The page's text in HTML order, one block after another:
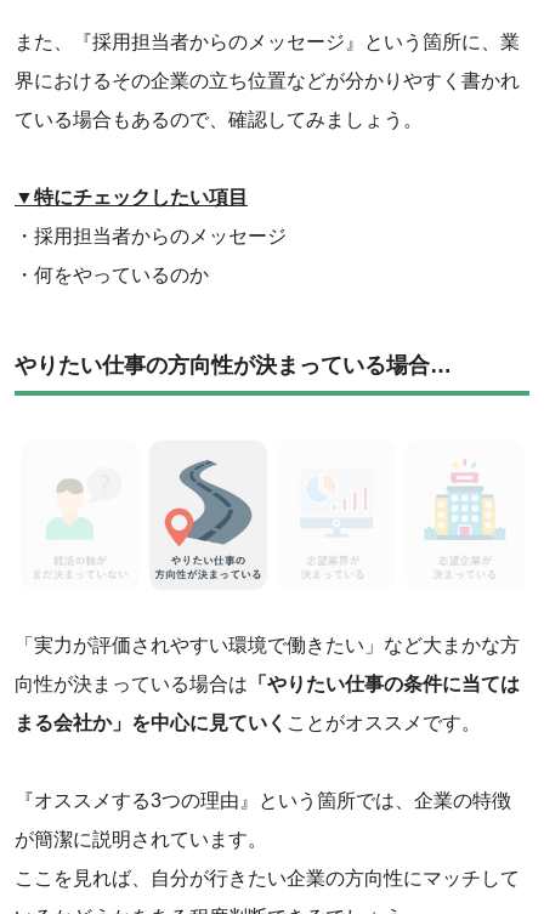
また、『採用担当者からのメッセージ』という箇所に、業
界におけるその企業の立ち位置などが分かりやすく書かれ
ている場合もあるので、確認してみましょう。
▼特にチェックしたい項目
・採用担当者からのメッセージ
・何をやっているのか
やりたい仕事の方向性が決まっている場合…
‌「実力が評価されやすい環境で働きたい」など大まかな方
向性が決まっている場合は 「やりたい仕事の条件に当ては
まる会社か」を中心に見ていく ことがオススメです。
『オススメする3つの理由』という箇所では、企業の特徴
が簡潔に説明されています。
ここを見れば、自分が行きたい企業の方向性にマッチして